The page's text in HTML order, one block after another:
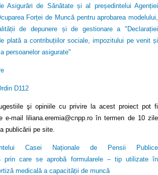
Asigurări de Sănătate și al președintelui Agenției
Forței de Muncă pentru aprobarea modelului,
de depunere și de gestionare a "Declarației
plată a contribuțiilor sociale, impozitului pe venit și
persoanelor asigurate"
D112
şi opiniile cu privire la acest proiect pot fi
e-mail liliana.eremia@cnpp.ro în termen de 10 zile
publicării pe site.
Casei Naționale de Pensii Publice
prin care se aprobă formularele – tip utilizate în
medicală a capacității de muncă